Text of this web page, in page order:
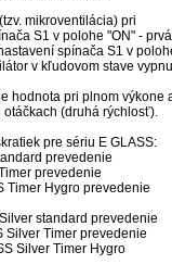
mikroventilácia) pri
S1 v polohe "ON" - prvá
spínača S1 v
v kľudovom stave
hodnota pri plnom výkone
otáčkach (druhá rýchlosť).
pre sériu E GLASS:
prevedenie
prevedenie
Timer Hygro prevedenie
standard prevedenie
Silver Timer prevedenie
Silver Timer Hygro